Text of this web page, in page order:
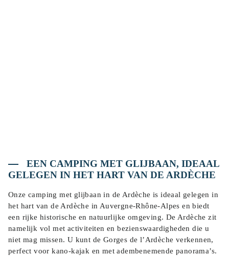
EEN CAMPING MET GLIJBAAN, IDEAAL
GELEGEN IN HET HART VAN DE ARDÈCHE
Onze camping met glijbaan in de Ardèche is ideaal gelegen in
het hart van de Ardèche in Auvergne-Rhône-Alpes en biedt
een rijke historische en natuurlijke omgeving. De Ardèche zit
namelijk vol met activiteiten en bezienswaardigheden die u
niet mag missen. U kunt de Gorges de l’Ardèche verkennen,
perfect voor kano-kajak en met adembenemende panorama’s.